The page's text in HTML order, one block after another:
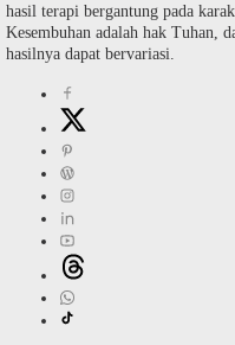
hasil terapi bergantung pada
Kesembuhan adalah hak Tuhan,
hasilnya dapat bervariasi.